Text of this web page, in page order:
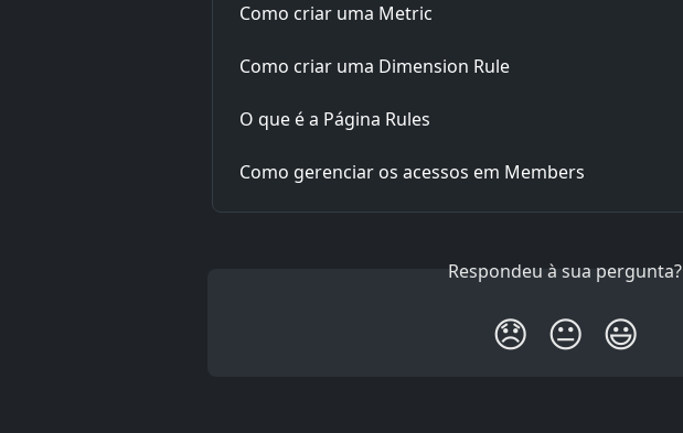
Como criar uma Metric
Como criar uma Dimension Rule
O que é a Página Rules
Como gerenciar os acessos em Members
Respondeu à sua pergunta?
😞 😐 😃